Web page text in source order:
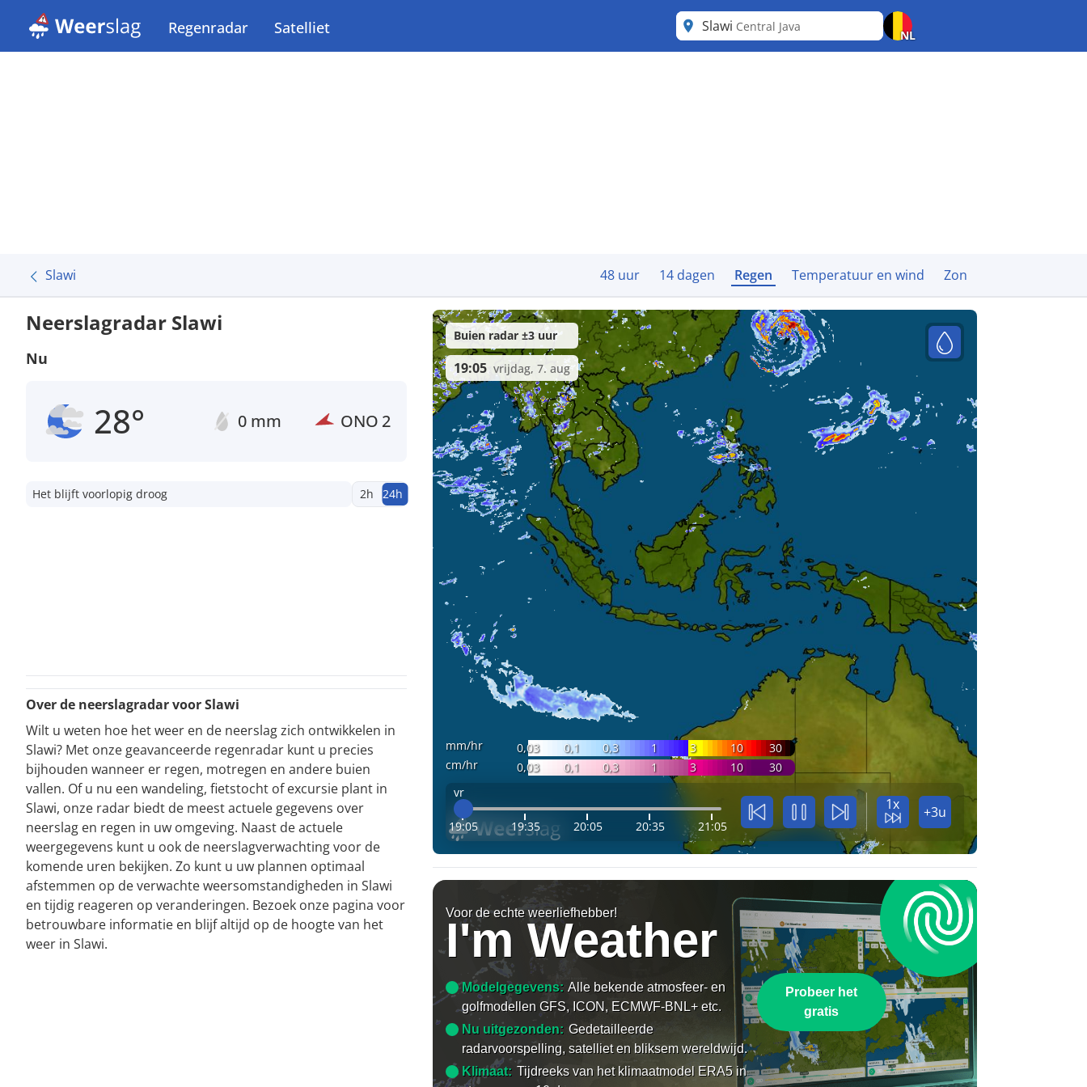
Regenradar Satelliet Slawi Central Java
NL
Slawi 48 uur 14 dagen Regen Temperatuur en wind Zon
Neerslagradar Slawi
Nu
28° 0 mm ONO 2
Het blijft voorlopig droog 2h 24h
Over de neerslagradar voor Slawi
Wilt u weten hoe het weer en de neerslag zich ontwikkelen in
Slawi? Met onze geavanceerde regenradar kunt u precies
bijhouden wanneer er regen, motregen en andere buien
vallen. Of u nu een wandeling, fietstocht of excursie plant in
Slawi, onze radar biedt de meest actuele gegevens over
neerslag en regen in uw omgeving. Naast de actuele
weergegevens kunt u ook de neerslagverwachting voor de
komende uren bekijken. Zo kunt u uw plannen optimaal
afstemmen op de verwachte weersomstandigheden in Slawi
en tijdig reageren op veranderingen. Bezoek onze pagina voor
betrouwbare informatie en blijf altijd op de hoogte van het
weer in Slawi.
mm/hr 0,03 0,1 0,3 1 3 10
30
cm/hr
0,03 0,1 0,3 1 3 10
30
vr
19:05 19:35 20:05 20:35 21:05
1x +3u
Buien radar ±3 uur
19:05 vrijdag, 7. aug
Voor de echte weerliefhebber!
I'm Weather
Modelgegevens: Alle bekende atmosfeer- en
golfmodellen GFS, ICON, ECMWF-BNL+ etc.
Nu uitgezonden: Gedetailleerde
radarvoorspelling, satelliet en bliksem wereldwijd.
Klimaat: Tijdreeks van het klimaatmodel ERA5 in
Probeer het
gratis